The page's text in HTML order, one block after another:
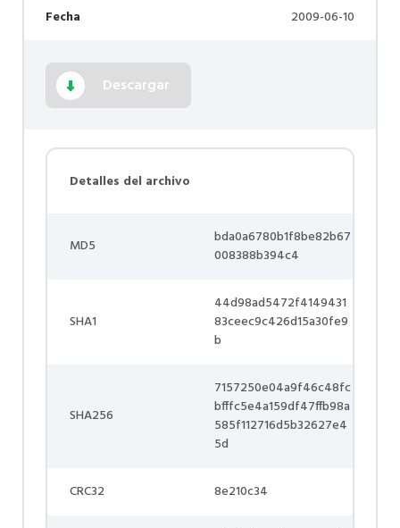
Fecha 2009-06-10
Descargar
Detalles del archivo
MD5
bda0a6780b1f8be82b67
008388b394c4
SHA1
44d98ad5472f4149431
83ceec9c426d15a30fe9
b
SHA256
7157250e04a9f46c48fc
bfffc5e4a159df47ffb98a
585f112716d5b32627e4
5d
CRC32 8e210c34